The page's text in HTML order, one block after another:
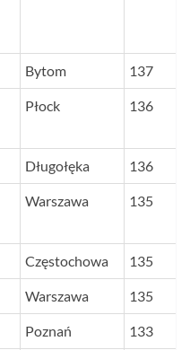
Bytom 137
Płock 136
Długołęka 136
Warszawa 135
Częstochowa 135
Warszawa 135
Poznań 133